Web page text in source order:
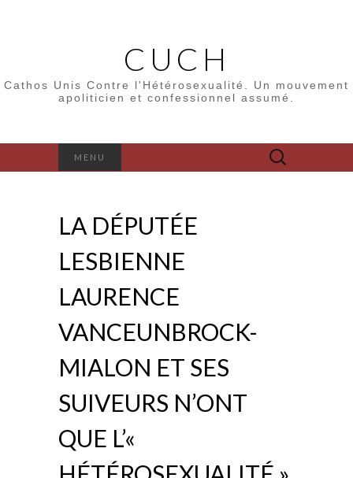
CUCH
Cathos Unis Contre l'Hétérosexualité. Un mouvement
apoliticien et confessionnel assumé.
MENU Rechercher :
LA DÉPUTÉE
LESBIENNE
LAURENCE
VANCEUNBROCK-
MIALON ET SES
SUIVEURS N’ONT
QUE L’«